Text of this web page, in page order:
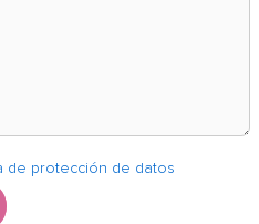
de protección de datos